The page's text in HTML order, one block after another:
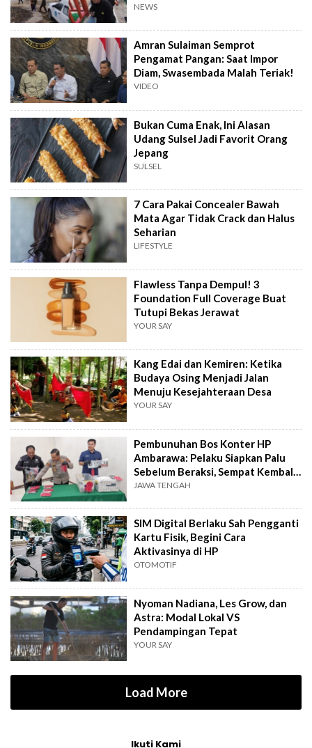
NEWS
Amran Sulaiman Semprot
Pengamat Pangan: Saat Impor
Diam, Swasembada Malah Teriak!
VIDEO
Bukan Cuma Enak, Ini Alasan
Udang Sulsel Jadi Favorit Orang
Jepang
SULSEL
7 Cara Pakai Concealer Bawah
Mata Agar Tidak Crack dan Halus
Seharian
LIFESTYLE
Flawless Tanpa Dempul! 3
Foundation Full Coverage Buat
Tutupi Bekas Jerawat
YOUR SAY
Kang Edai dan Kemiren: Ketika
Budaya Osing Menjadi Jalan
Menuju Kesejahteraan Desa
YOUR SAY
Pembunuhan Bos Konter HP
Ambarawa: Pelaku Siapkan Palu
Sebelum Beraksi, Sempat Kembali
Datangi TKP
JAWA TENGAH
SIM Digital Berlaku Sah Pengganti
Kartu Fisik, Begini Cara
Aktivasinya di HP
OTOMOTIF
Nyoman Nadiana, Les Grow, dan
Astra: Modal Lokal VS
Pendampingan Tepat
YOUR SAY
Load More
Ikuti Kami